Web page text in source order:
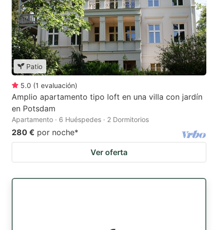
Patio
5.0 (1 evaluación)
Amplio apartamento tipo loft en una villa con jardín
en Potsdam
Apartamento · 6 Huéspedes · 2 Dormitorios
280 € por noche*
Ver oferta